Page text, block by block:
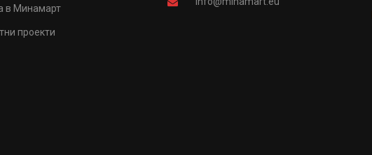
в Минамарт
проекти